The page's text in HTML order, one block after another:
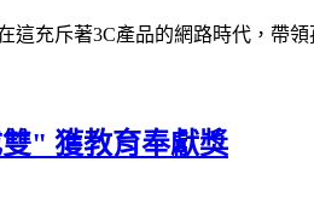
這充斥著3C產品的網路時代，帶
" 獲教育奉獻獎